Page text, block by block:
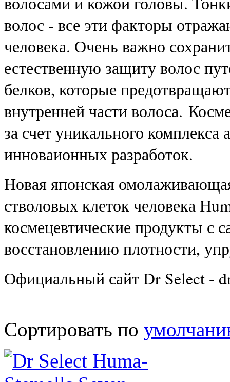
волос - все эти факторы
человека. Очень важно
естественную защиту волос
белков, которые
внутренней части волоса.
за счет уникального
инноваионных разработок.
Новая японская
стволовых клеток человека
космецевтические продукты с
восстановлению плотности,
Официальный сайт Dr Select -
Сортировать по